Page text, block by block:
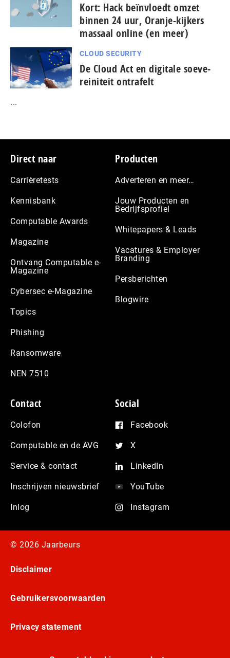
Kort: Hack beïnvloedt omzet
binnen 24 uur, Oranje-kijkers
massaal online (en meer)
CLOUD SECURITY
De Cloud Act en digitale soe­ve­
rei­ni­teit ontrafelt
...
Footer
Direct naar
Carrièretests
Kennisbank
Computable Awards
Magazine
Ontvang Computable e-
Magazine
Cybersec e-Magazine
Topics
Phishing
Ransomware
NEN 7510
Producten
Adverteren en meer…
Jouw Producten en
Bedrijfsprofiel
Whitepapers & Leads
Vacatures & Employer
Branding
Persberichten
Blogwire
Contact
Colofon
Computable en de AVG
Service & contact
Inschrijven nieuwsbrief
Inlog
Social
Facebook
X
LinkedIn
YouTube
Instagram
© 2026 Jaarbeurs
Disclaimer
Gebruikersvoorwaarden
Privacy statement